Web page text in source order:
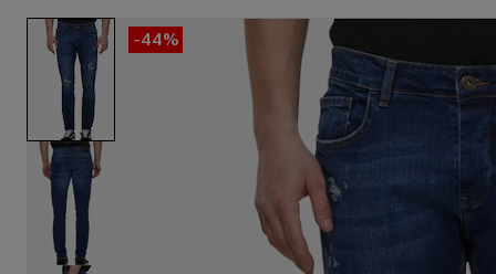
-44%